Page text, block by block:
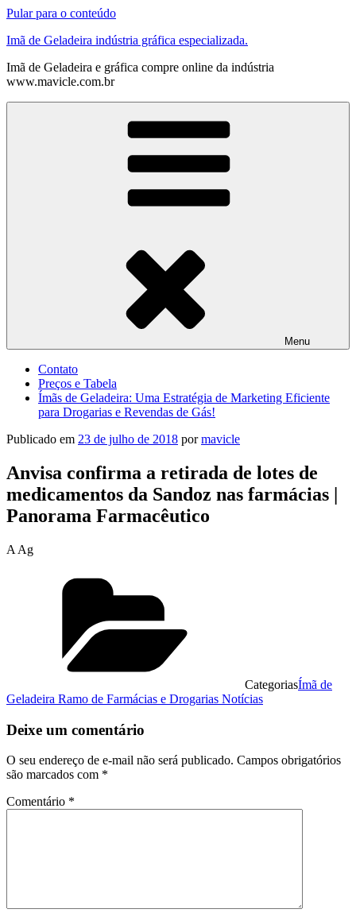
Pular para o conteúdo
Imã de Geladeira indústria gráfica especializada.
Imã de Geladeira e gráfica compre online da indústria
www.mavicle.com.br
Menu
Contato
Preços e Tabela
Ímãs de Geladeira: Uma Estratégia de Marketing Eficiente
para Drogarias e Revendas de Gás!
Publicado em 23 de julho de 2018 pormavicle
Anvisa confirma a retirada de lotes de
medicamentos da Sandoz nas farmácias |
Panorama Farmacêutico
A Ag
CategoriasÍmã de
Geladeira Ramo de Farmácias e Drogarias Notícias
Deixe um comentário
O seu endereço de e-mail não será publicado. Campos obrigatórios
são marcados com *
Comentário *